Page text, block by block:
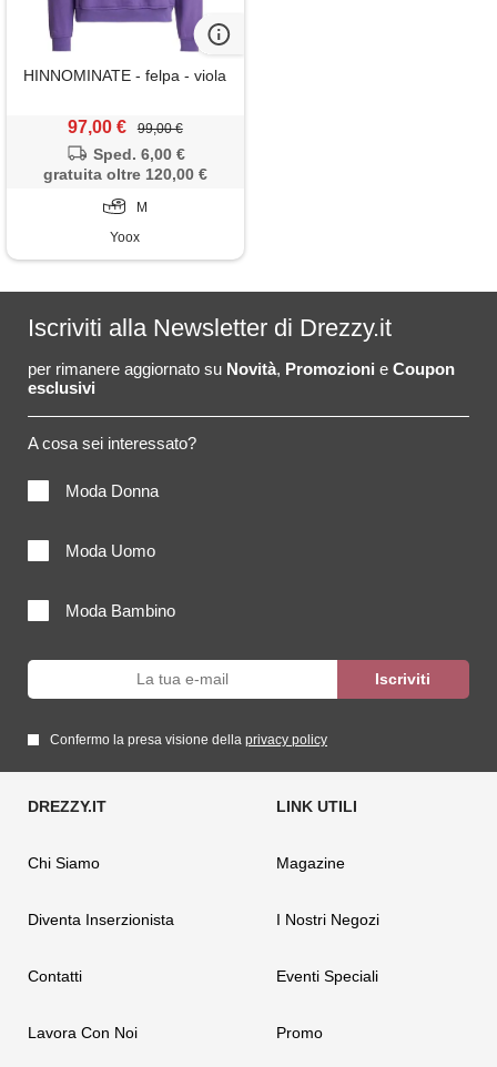
HINNOMINATE - felpa - viola
97,00 € 99,00 €
Sped. 6,00 €
gratuita oltre 120,00 €
M
Yoox
Iscriviti alla Newsletter di Drezzy.it
per rimanere aggiornato su Novità, Promozioni e Coupon
esclusivi
A cosa sei interessato?
Moda Donna
Moda Uomo
Moda Bambino
Confermo la presa visione della privacy policy
Chi Siamo
Diventa Inserzionista
Contatti
Lavora Con Noi
Magazine
I Nostri Negozi
Eventi Speciali
Promo